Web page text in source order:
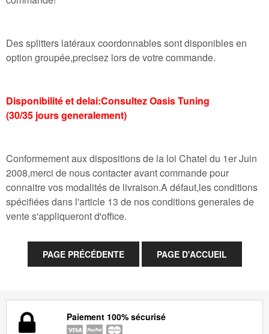
Des splitters latéraux coordonnables sont disponibles en
option groupée,precisez lors de votre commande.
Disponibilité et delai:Consultez Oasis Tuning
(30/35 jours generalement)
Conformement aux dispositions de la loi Chatel du 1er Juin
2008,merci de nous contacter avant commande pour
connaitre vos modalités de livraison.A défaut,les conditions
spécifiées dans l'article 13 de nos conditions generales de
vente s'appliqueront d'office.
Paiement 100% sécurisé